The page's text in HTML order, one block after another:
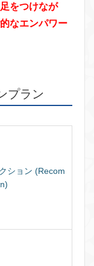
をつけなが
なエンパワー
プラン
ション (Recom